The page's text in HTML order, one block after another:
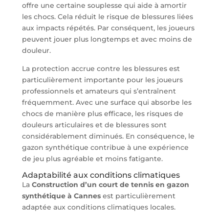
offre une certaine souplesse qui aide à amortir
les chocs. Cela réduit le risque de blessures liées
aux impacts répétés. Par conséquent, les joueurs
peuvent jouer plus longtemps et avec moins de
douleur.
La protection accrue contre les blessures est
particulièrement importante pour les joueurs
professionnels et amateurs qui s’entraînent
fréquemment. Avec une surface qui absorbe les
chocs de manière plus efficace, les risques de
douleurs articulaires et de blessures sont
considérablement diminués. En conséquence, le
gazon synthétique contribue à une expérience
de jeu plus agréable et moins fatigante.
Adaptabilité aux conditions climatiques
La Construction d’un court de tennis en gazon
synthétique à Cannesest particulièrement
adaptée aux conditions climatiques locales.